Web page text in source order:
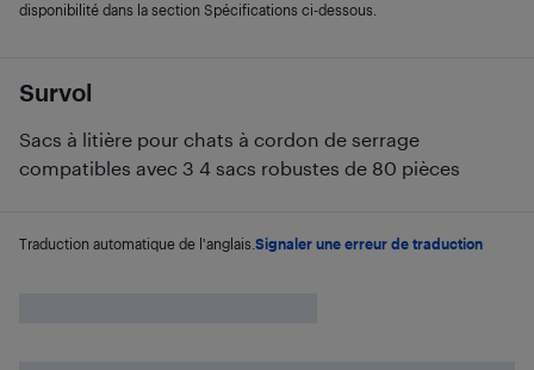
Survol
Sacs à litière pour chats à cordon de serrage
compatibles avec 3 4 sacs robustes de 80 pièces
Traduction automatique de l'anglais. Signaler une erreur de traduction
disponibilité dans la section Spécifications ci-dessous.